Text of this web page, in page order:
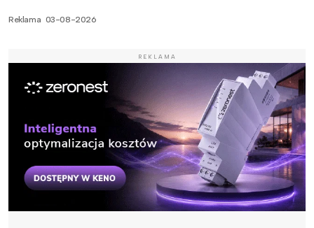
Reklama 03-08-2026
REKLAMA